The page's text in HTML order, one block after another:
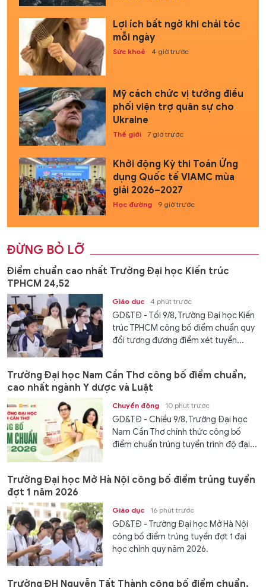
Lợi ích bất ngờ khi chải tóc
mỗi ngày
Sức khoẻ 4 giờ trước
Mỹ cách chức vị tướng điều
phối viện trợ quân sự cho
Ukraine
Thế giới 7 giờ trước
Khởi động Kỳ thi Toán Ứng
dụng Quốc tế VIAMC mùa
giải 2026–2027
Học đường 9 giờ trước
ĐỪNG BỎ LỠ
Điểm chuẩn cao nhất Trường Đại học Kiến trúc
TPHCM 24,52
Giáo dục 4 phút trước
GD&TĐ - Tối 9/8, Trường Đại học Kiến
trúc TPHCM công bố điểm chuẩn quy
đổi tương đương điểm xét tuyển...
Trường Đại học Nam Cần Thơ công bố điểm chuẩn,
cao nhất ngành Y dược và Luật
Chuyển động 10 phút trước
GD&TĐ - Chiều 9/8, Trường Đại học
Nam Cần Thơ chính thức công bố
điểm chuẩn trúng tuyển trình độ đại...
Trường Đại học Mở Hà Nội công bố điểm trúng tuyển
đợt 1 năm 2026
Giáo dục 16 phút trước
GD&TĐ - Trường Đại học Mở Hà Nội
công bố điểm trúng tuyển đợt 1 đại
học chính quy năm 2026.
Trường ĐH Nguyễn Tất Thành công bố điểm chuẩn,